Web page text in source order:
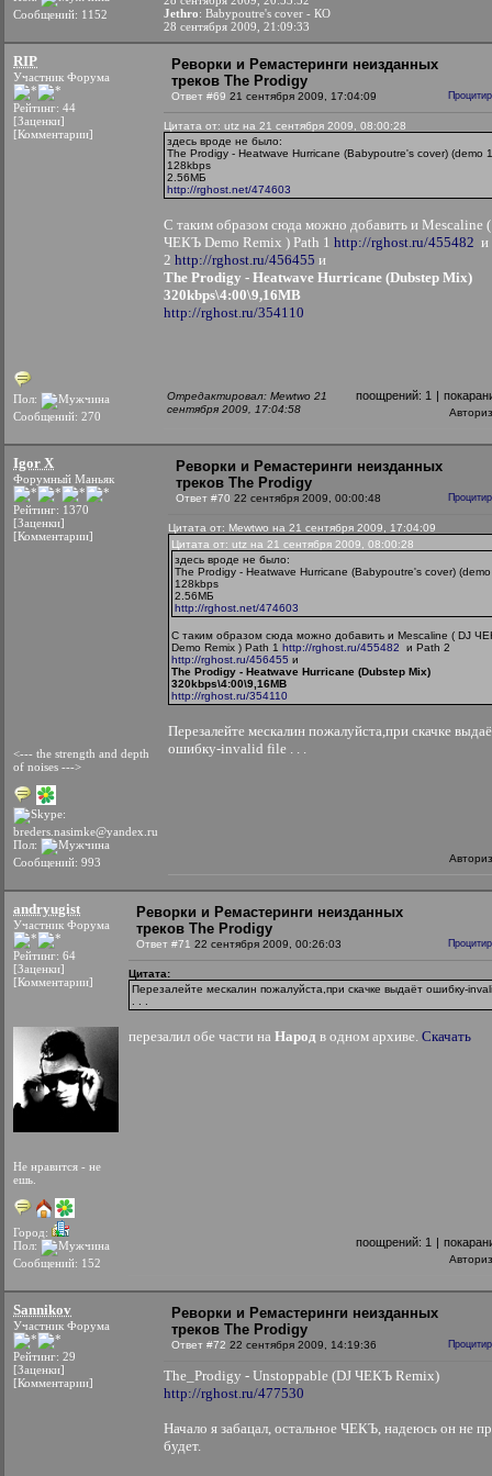
Сообщений: 1152
Jethro: Babypoutre's cover - КО
28 сентября 2009, 21:09:33
RIP
Участник Форума
Рейтинг: 44
[Заценки]
[Комментарии]
Пол:
Сообщений: 270
Реворки и Ремастеринги неизданных
треков The Prodigy
Ответ #69 21 сентября 2009, 17:04:09
Цитата от: utz на 21 сентября 2009, 08:00:28
здесь вроде не было:
The Prodigy - Heatwave Hurricane (Babypoutre's cover) (demo
128kbps
2.56МБ
http://rghost.net/474603
С таким образом сюда можно добавить и Mescaline
ЧЕКЪ Demo Remix ) Path 1 http://rghost.ru/455482 и
2 http://rghost.ru/456455 и
The Prodigy - Heatwave Hurricane (Dubstep Mix)
320kbps\4:00\9,16MB
http://rghost.ru/354110
Отредактировал: Mewtwo 21
сентября 2009, 17:04:58
поощрений: 1 |
Igor X
Форумный Маньяк
Рейтинг: 1370
[Заценки]
[Комментарии]
<--- the strength and depth
of noises --->
Пол:
Сообщений: 993
Реворки и Ремастеринги неизданных
треков The Prodigy
Ответ #70 22 сентября 2009, 00:00:48
Цитата от: Mewtwo на 21 сентября 2009, 17:04:09
Цитата от: utz на 21 сентября 2009, 08:00:28
здесь вроде не было:
The Prodigy - Heatwave Hurricane (Babypoutre's cover)
128kbps
2.56МБ
http://rghost.net/474603
С таким образом сюда можно добавить и Mescaline ( DJ
Demo Remix ) Path 1 http://rghost.ru/455482 и Path 2
http://rghost.ru/456455 и
The Prodigy - Heatwave Hurricane (Dubstep Mix)
320kbps\4:00\9,16MB
http://rghost.ru/354110
Перезалейте мескалин пожалуйста,при скачке
ошибку-invalid file . . .
andryugist
Участник Форума
Рейтинг: 64
[Заценки]
[Комментарии]
Не нравится - не
ешь.
Город:
Пол:
Сообщений: 152
Реворки и Ремастеринги неизданных
треков The Prodigy
Ответ #71 22 сентября 2009, 00:26:03
Цитата:
Перезалейте мескалин пожалуйста,при скачке выдаёт ошибку-
перезалил обе части на Народ в одном архиве. Скачать
поощрений: 1 |
Sannikov
Участник Форума
Рейтинг: 29
[Заценки]
[Комментарии]
Реворки и Ремастеринги неизданных
треков The Prodigy
Ответ #72 22 сентября 2009, 14:19:36
The_Prodigy - Unstoppable (DJ ЧЕКЪ Remix)
http://rghost.ru/477530
Начало я забацал, остальное ЧЕКЪ, надеюсь он не
будет.